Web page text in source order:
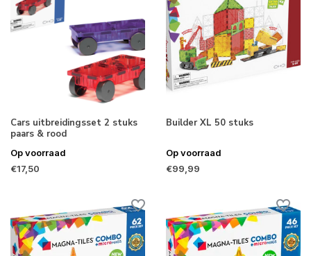
Cars uitbreidingsset 2 stuks
paars & rood
Op voorraad
€17,50
Builder XL 50 stuks
Op voorraad
€99,99